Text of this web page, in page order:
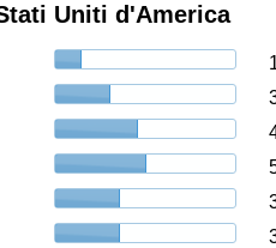
Uniti d'America